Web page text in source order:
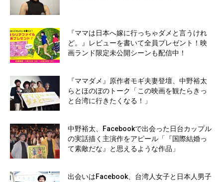
『ママは日本へ嫁に行っちゃダメと言うけれ
ど。』レビューを書いて全員プレゼント！映
画ランド限定未公開シーンも配信中！
『ママダメ』原作者モギ夫妻登壇、中野裕太
らとほのぼのトーク「この映画を観たらきっ
と台湾に行きたくなる！」
中野裕太、Facebookで出会った日台カップル
の実話描く主演作をアピール「『国際結婚っ
て素敵だな』と思えるような作品」
出会いはFacebook、台湾人女子と日本人男子